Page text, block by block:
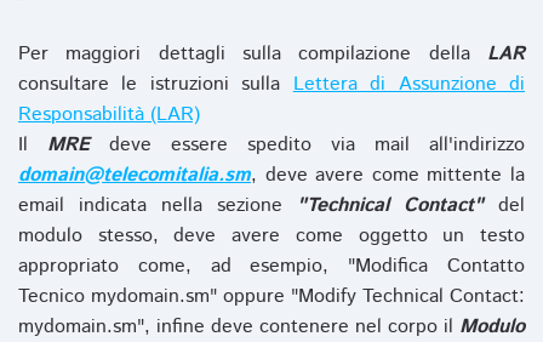
Per maggiori dettagli sulla compilazione della LAR
consultare le istruzioni sullaLettera di Assunzione di
Responsabilità (LAR)
Il MREdeve essere spedito via mail all'indirizzo
domain@telecomitalia.sm, deve avere come mittente la
email indicata nella sezione
"Technical Contact"del
modulo stesso, deve avere come oggetto un testo
appropriato come, ad esempio, "Modifica Contatto
Tecnico mydomain.sm" oppure "Modify Technical Contact:
mydomain.sm", infine deve contenere nel corpo il Modulo